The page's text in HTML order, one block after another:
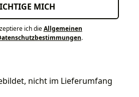
MICH
ich dieAllgemeinen
.
nicht im Lieferumfang